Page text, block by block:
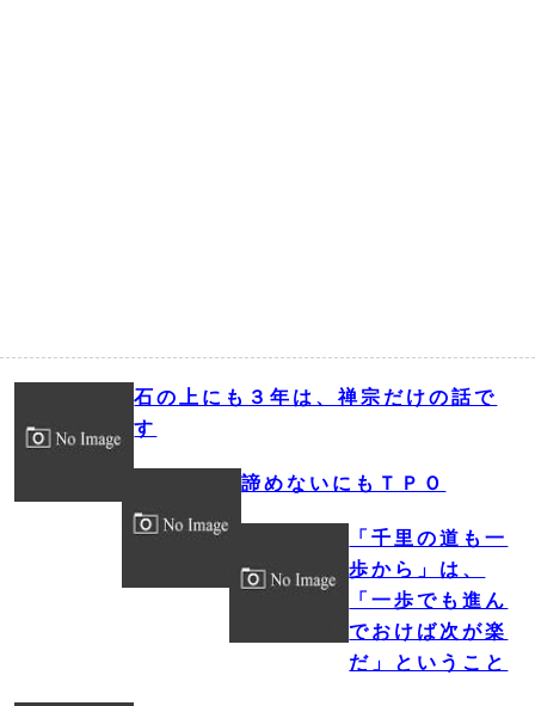
石の上にも３年は、禅宗だけの話で
す
諦めないにもＴＰＯ
「千里の道も一
歩から」は、
「一歩でも進ん
でおけば次が楽
だ」ということ